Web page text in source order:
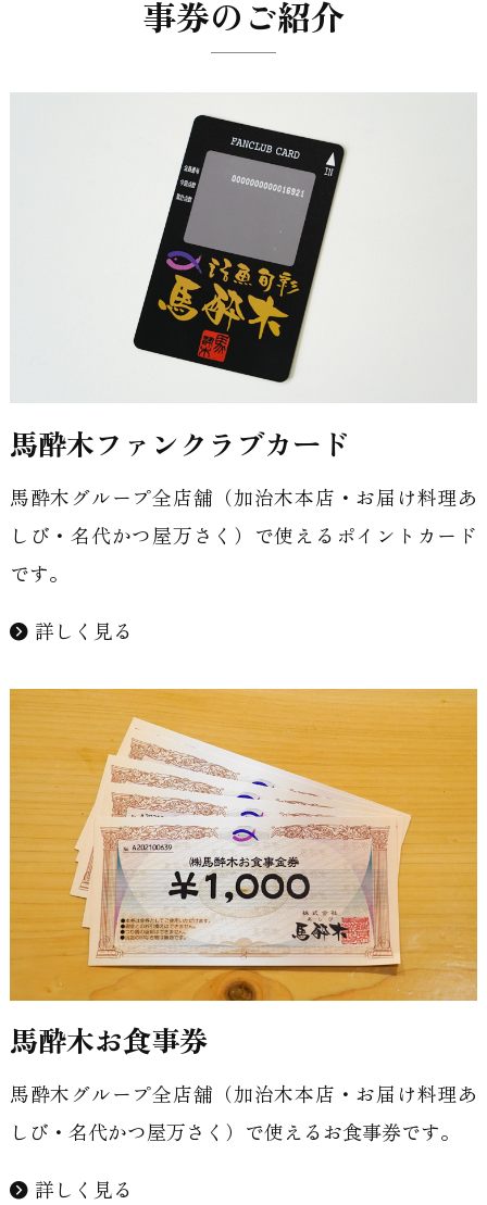
事券のご紹介
馬酔木ファンクラブカード
馬酔木グループ全店舗（加治木本店・お届け料理あ
しび・名代かつ屋万さく）で使えるポイントカード
です。
詳しく見る
馬酔木お食事券
馬酔木グループ全店舗（加治木本店・お届け料理あ
しび・名代かつ屋万さく）で使えるお食事券です。
詳しく見る